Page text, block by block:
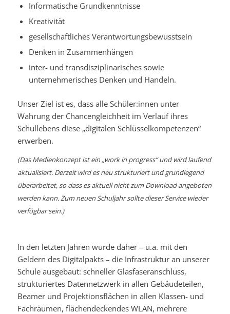
Informatische Grundkenntnisse
Kreativität
gesellschaftliches Verantwortungsbewusstsein
Denken in Zusammenhängen
inter- und transdisziplinarisches sowie
unternehmerisches Denken und Handeln.
Unser Ziel ist es, dass alle Schüler:innen unter
Wahrung der Chancengleichheit im Verlauf ihres
Schullebens diese „digitalen Schlüsselkompetenzen“
erwerben.
(Das Medienkonzept ist ein „work in progress“ und wird laufend
aktualisiert. Derzeit wird es neu strukturiert und grundlegend
überarbeitet, so dass es aktuell nicht zum Download angeboten
werden kann. Zum neuen Schuljahr sollte dieser Service wieder
verfügbar sein.)
In den letzten Jahren wurde daher – u.a. mit den
Geldern des Digitalpakts – die Infrastruktur an unserer
Schule ausgebaut: schneller Glasfaseranschluss,
strukturiertes Datennetzwerk in allen Gebäudeteilen,
Beamer und Projektionsflächen in allen Klassen- und
Fachräumen, flächendeckendes WLAN, mehrere